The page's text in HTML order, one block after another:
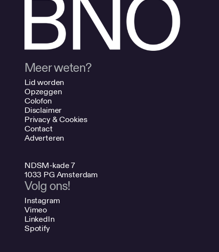
Meer weten?
Lid worden
Opzeggen
Colofon
Disclaimer
Privacy & Cookies
Contact
Adverteren
NDSM-kade 7
1033 PG Amsterdam
Volg ons!
Instagram
Vimeo
LinkedIn
Spotify